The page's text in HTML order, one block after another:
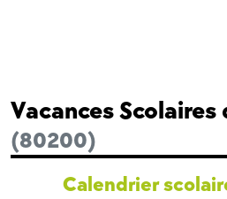
Vacances
(80200)
Calendrier